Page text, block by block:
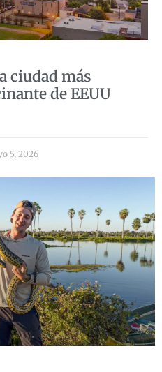
ciudad más
de EEUU
5, 2026